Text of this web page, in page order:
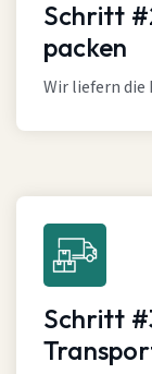
Schritt
packen
Wir liefern die
Schritt